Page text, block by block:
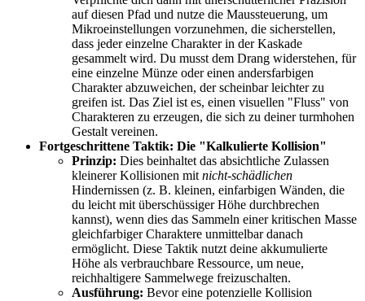
auf diesen Pfad und nutze die Maussteuerung, um
Mikroeinstellungen vorzunehmen, die sicherstellen,
dass jeder einzelne Charakter in der Kaskade
gesammelt wird. Du musst dem Drang widerstehen, für
eine einzelne Münze oder einen andersfarbigen
Charakter abzuweichen, der scheinbar leichter zu
greifen ist. Das Ziel ist es, einen visuellen "Fluss" von
Charakteren zu erzeugen, die sich zu deiner turmhohen
Gestalt vereinen.
Fortgeschrittene Taktik: Die "Kalkulierte Kollision"
Prinzip: Dies beinhaltet das absichtliche Zulassen
kleinerer Kollisionen mit nicht-schädlichen
Hindernissen (z. B. kleinen, einfarbigen Wänden, die
du leicht mit überschüssiger Höhe durchbrechen
kannst), wenn dies das Sammeln einer kritischen Masse
gleichfarbiger Charaktere unmittelbar danach
ermöglicht. Diese Taktik nutzt deine akkumulierte
Höhe als verbrauchbare Ressource, um neue,
reichhaltigere Sammelwege freizuschalten.
Ausführung: Bevor eine potenzielle Kollision